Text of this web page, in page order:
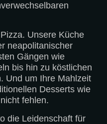
Unsere Küche
neapolitanischer
Gängen wie
bis hin zu köstlichen
Und um Ihre Mahlzeit
Desserts wie
fehlen.
die Leidenschaft für